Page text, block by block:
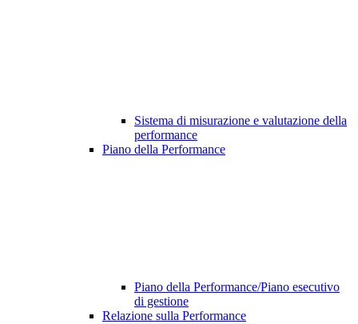
Sistema di misurazione e valutazione della
performance
Piano della Performance
Piano della Performance/Piano esecutivo
di gestione
Relazione sulla Performance